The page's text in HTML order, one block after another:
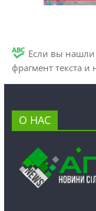
Если вы нашли
фрагмент текста и
О НАС